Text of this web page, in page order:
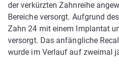
der verkürzten Zahnreihe
Bereiche versorgt. Aufgrund
Zahn 24 mit einem Implantat
versorgt. Das anfängliche
wurde im Verlauf auf zweimal